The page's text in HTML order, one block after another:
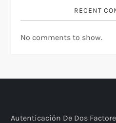
RECENT
No comments to show.
Autenticación De Dos